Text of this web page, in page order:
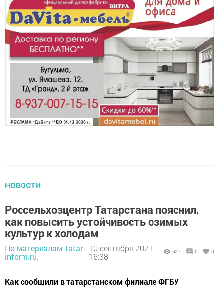
НОВОСТИ
Россельхозцентр Татарстана пояснил,
как повысить устойчивость озимых
культур к холодам
По материалам Tatar-
inform.ru,
10 сентября 2021 -
16:38
627 0 0
Как сообщили в татарстанском филиале ФГБУ